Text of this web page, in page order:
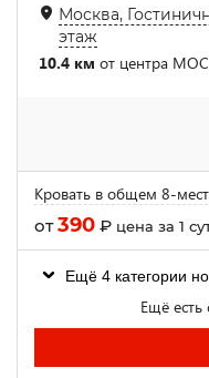
Москва,
этаж
10.4 км от центра
Кровать в общем 8-
от390 ₽ цена за 1
Ещё 4 категории
Ещё